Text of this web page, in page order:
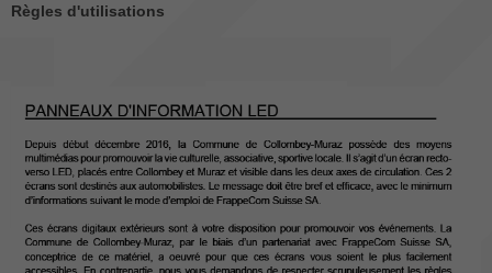
Règles d'utilisations